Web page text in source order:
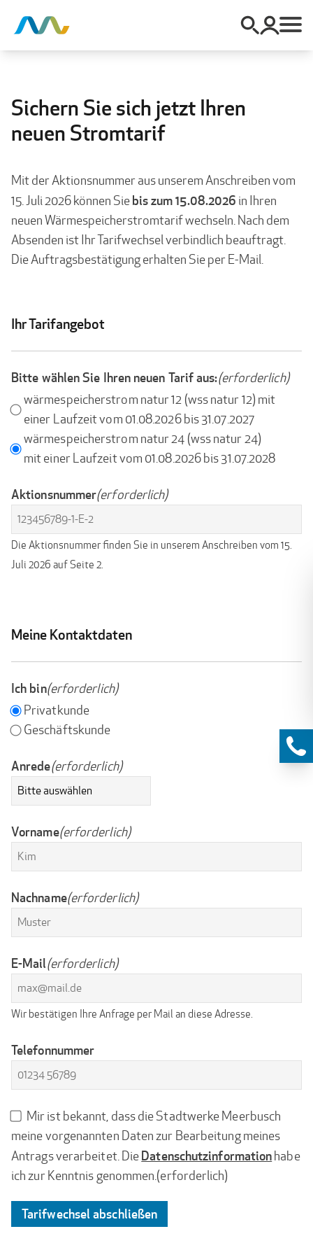
Sichern Sie sich jetzt Ihren
neuen Stromtarif
Mit der Aktionsnummer aus unserem Anschreiben vom
15. Juli 2026 können Siebis zum 15.08.2026 in Ihren
neuen Wärmespeicherstromtarif wechseln. Nach dem
Absenden ist Ihr Tarifwechsel verbindlich beauftragt.
Die Auftragsbestätigung erhalten Sie per E-Mail.
Ihr Tarifangebot
Bitte wählen Sie Ihren neuen Tarif aus:(erforderlich)
wärmespeicherstrom natur 12 (wss natur 12) mit
einer Laufzeit vom 01.08.2026 bis 31.07.2027
wärmespeicherstrom natur 24 (wss natur 24)
mit einer Laufzeit vom 01.08.2026 bis 31.07.2028
Aktionsnummer(erforderlich)
Die Aktionsnummer finden Sie in unserem Anschreiben vom 15.
Juli 2026 auf Seite 2.
Meine Kontaktdaten
Ich bin(erforderlich)
Privatkunde
Geschäftskunde
Anrede(erforderlich)
Vorname(erforderlich)
Nachname(erforderlich)
E-Mail(erforderlich)
Wir bestätigen Ihre Anfrage per Mail an diese Adresse.
Telefonnummer
Datenschutzhinweis
(erforderlich)
Mir ist bekannt, dass die Stadtwerke Meerbusch
meine vorgenannten Daten zur Bearbeitung meines
Antrags verarbeitet. DieDatenschutzinformationhabe
ich zur Kenntnis genommen.(erforderlich)